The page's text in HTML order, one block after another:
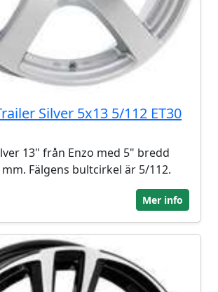
Silver 5x13 5/112 ET30
13" från Enzo med 5" bredd
mm. Fälgens bultcirkel är 5/112.
Mer info